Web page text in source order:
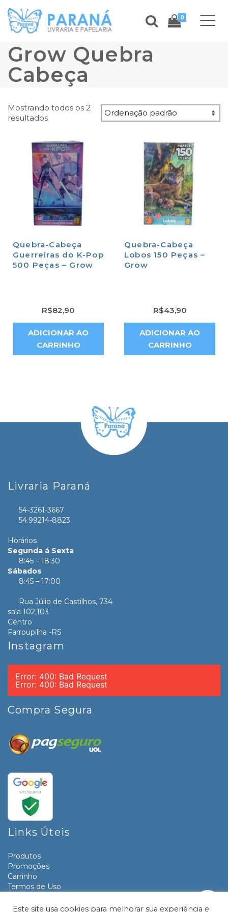
0
Grow Quebra
Cabeça
Mostrando todos os 2
resultados
Quebra-Cabeça
Guerreiras do K-Pop
500 Peças – Grow
R$82,90
ADICIONAR AO
CARRINHO
Quebra-Cabeça
Lobos 150 Peças –
Grow
R$43,90
ADICIONAR AO
CARRINHO
Livraria Paraná
54-3261-3667
54.99214-8823
Horários
Segunda á Sexta
8:45 – 18:30
Sábados
8:45 – 17:00
Rua Júlio de Castilhos, 734
sala 102,103
Centro
Farroupilha -RS
Instagram
Error: 400: Bad Request
Error: 400: Bad Request
Compra Segura
Links Úteis
Produtos
Promoções
Carrinho
Termos de Uso
Contato
Este site usa cookies para melhorar sua experiência e